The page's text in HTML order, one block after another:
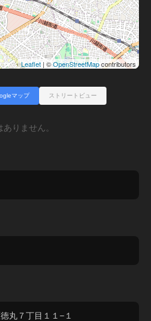
Leaflet | ©OpenStreetMapcontributors
マップ ストリートビュー
ありません。
丸７丁目１１−１